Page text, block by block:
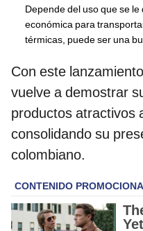
Depende del uso que se
económica para
térmicas, puede ser una
Con este
vuelve a demostrar
productos atractivos
consolidando su
colombiano.